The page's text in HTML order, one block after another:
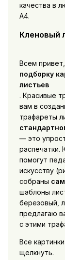
качества в
А4.
Кленовый
Всем
подборку
листьев
. Красивые
вам в
трафареты
— это
распечатки.
помогут
искусству
собраны
шаблоны
березовый,
предлагаю
с этими
Все
щелкнуть.